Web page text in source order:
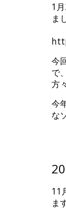
1
ま
今
で
方
今
な
11
ま